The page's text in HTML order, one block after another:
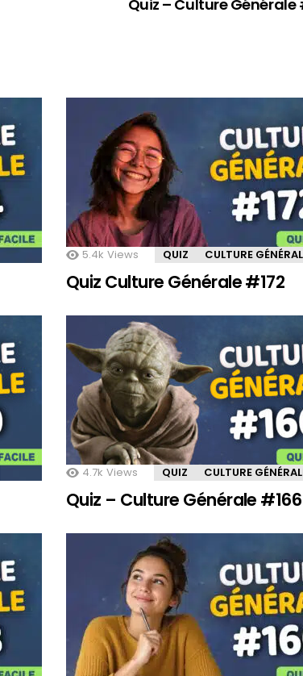
Quiz – Culture Générale
5.4k Views QUIZ CULTURE
Quiz Culture Générale #172
4.7k Views QUIZ CULTURE
Quiz – Culture Générale #166